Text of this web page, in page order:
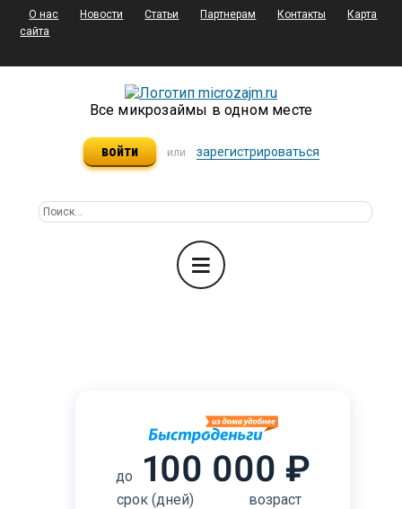
О нас Новости Статьи Партнерам Контакты
Карта
сайта
Все микрозаймы в одном месте
войти или зарегистрироваться
до 100 000 ₽
срок (дней) возраст